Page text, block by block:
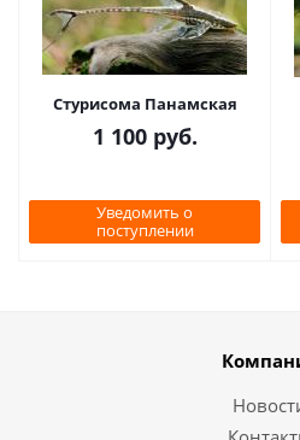
Стурисома Панамская
1 100руб.
Уведомить о
поступлении